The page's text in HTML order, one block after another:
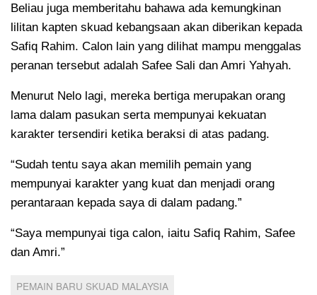
Beliau juga memberitahu bahawa ada kemungkinan
lilitan kapten skuad kebangsaan akan diberikan kepada
Safiq Rahim. Calon lain yang dilihat mampu menggalas
peranan tersebut adalah Safee Sali dan Amri Yahyah.
Menurut Nelo lagi, mereka bertiga merupakan orang
lama dalam pasukan serta mempunyai kekuatan
karakter tersendiri ketika beraksi di atas padang.
“Sudah tentu saya akan memilih pemain yang
mempunyai karakter yang kuat dan menjadi orang
perantaraan kepada saya di dalam padang.”
“Saya mempunyai tiga calon, iaitu Safiq Rahim, Safee
dan Amri.”
PEMAIN BARU SKUAD MALAYSIA